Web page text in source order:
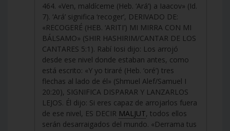
464. «Ven, maldíceme (Heb. ‘Ará’) a Iaacov» (Id.
7). ‘Ará’ significa ‘recoger’, DERIVADO DE:
«RECOGERÉ (HEB. ‘ARITI’) MI MIRRA CON MI
BÁLSAMO» (SHIR HASHIRIM/CANTAR DE LOS
CANTARES 5:1). Rabí Iosi dijo: Los arrojó
desde ese nivel donde estaban antes, como
está escrito: «Y yo tiraré (Heb. ‘oré’) tres
flechas al lado de él» (Shmuel Alef/Samuel I
20:20), SIGNIFICA DISPARAR Y LANZARLOS
LEJOS. Él dijo: Si eres capaz de arrojarlos fuera
de ese nivel, ES DECIR MALJUT, todos ellos
serán desarraigados del mundo. «Derrama tus